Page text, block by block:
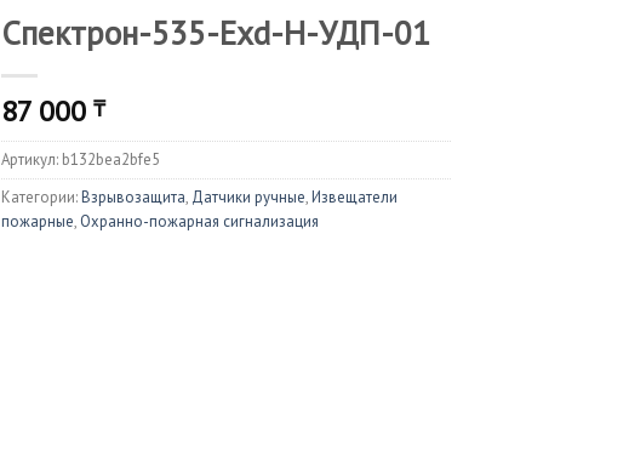
Спектрон-535-Exd-Н-УДП-01
87 000₸
Артикул: b132bea2bfe5
Категории:Взрывозащита, Датчики ручные,Извещатели
пожарные, Охранно-пожарная сигнализация